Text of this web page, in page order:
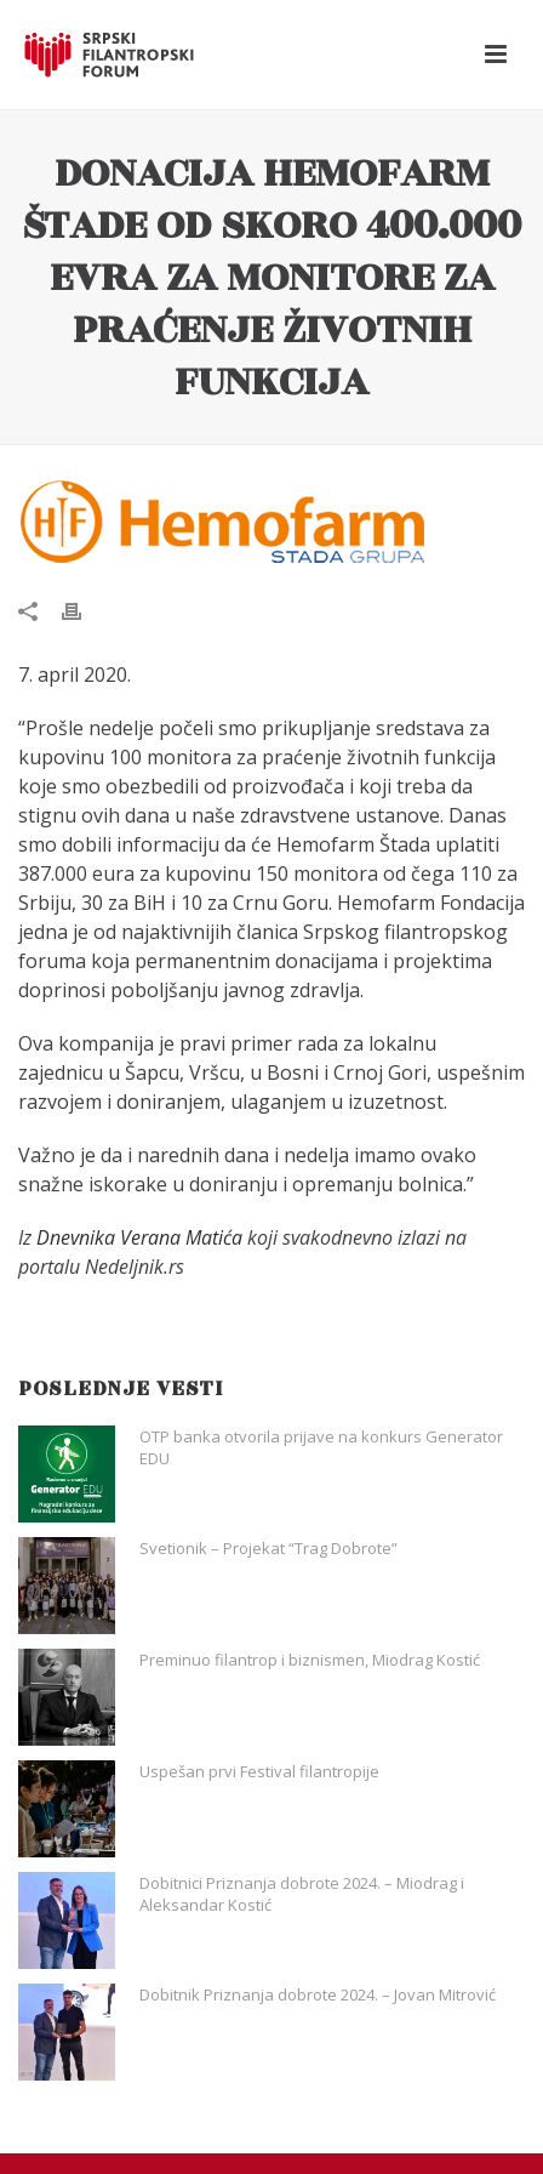
DONACIJA HEMOFARM
ŠTADE OD SKORO 400.000
EVRA ZA MONITORE ZA
PRAĆENJE ŽIVOTNIH
FUNKCIJA
7. april 2020.
“Prošle nedelje počeli smo prikupljanje sredstava za
kupovinu 100 monitora za praćenje životnih funkcija
koje smo obezbedili od proizvođača i koji treba da
stignu ovih dana u naše zdravstvene ustanove. Danas
smo dobili informaciju da će Hemofarm Štada uplatiti
387.000 eura za kupovinu 150 monitora od čega 110 za
Srbiju, 30 za BiH i 10 za Crnu Goru. Hemofarm Fondacija
jedna je od najaktivnijih članica Srpskog filantropskog
foruma koja permanentnim donacijama i projektima
doprinosi poboljšanju javnog zdravlja.
Ova kompanija je pravi primer rada za lokalnu
zajednicu u Šapcu, Vršcu, u Bosni i Crnoj Gori, uspešnim
razvojem i doniranjem, ulaganjem u izuzetnost.
Važno je da i narednih dana i nedelja imamo ovako
snažne iskorake u doniranju i opremanju bolnica.”
IzDnevnika Verana Matićakoji svakodnevno izlazi na
portalu Nedeljnik.rs
POSLEDNJE VESTI
OTP banka otvorila prijave na konkurs Generator
EDU
Svetionik – Projekat “Trag Dobrote”
Preminuo filantrop i biznismen, Miodrag Kostić
Uspešan prvi Festival filantropije
Dobitnici Priznanja dobrote 2024. – Miodrag i
Aleksandar Kostić
Dobitnik Priznanja dobrote 2024. – Jovan Mitrović